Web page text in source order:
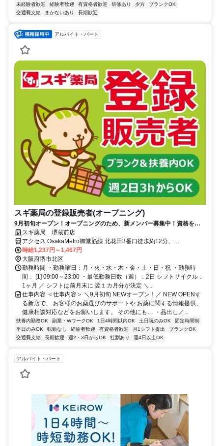
未経験者歓迎 経験者歓迎 有資格者歓迎 研修あり 夕方
ブランクOK
交通費支給
まかないあり 長期歓迎
アルバイト・パート
スギ薬局の登録販売者(オープニング)
9月初旬オープン！オープニングのため、新メンバー募集中！資格を活
かして働ける／週2日～OK
スギ薬局 堺蔵前店
アクセス OsakaMetro御堂筋線 北花田3番口徒歩約12分、
OsakaMetro御堂筋線 新金岡1番口徒歩約13分、近鉄南大阪線 布忍徒
歩約26分
時給1,237円～1,467円
大阪府堺市北区
勤務時間 ・勤務曜日：月・火・水・木・金・土・日・祝 ・勤務時
間： [1] 09:00～23:00 ・最低勤務日数（週）：2日 シフトサイクル：
1ヶ月 ／ シフトは前月末に 翌１カ月分が決定 ＼...
仕事内容 ＜仕事内容＞ ＼9月初旬 NEWオープン！／ NEW OPENす
る新店で、 お客様のお薬選びのサポートや お薬に関する情報提供、
健康相談対応などをお願いします。 その他にも… ・品出し／...
扶養内勤務OK 副業・WワークOK 1日4時間以内OK 土日祝のみOK
固定時間制
平日のみOK
転勤なし 経験者歓迎 有資格者歓迎 月1シフト提出
ブランクOK
交通費支給
長期歓迎 週2・3日からOK 社割あり 週4日以上OK
アルバイト・パート